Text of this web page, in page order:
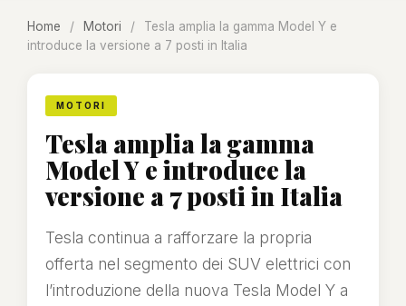
Home / Motori /
Tesla amplia la gamma Model Y e
introduce la versione a 7 posti in Italia
MOTORI
Tesla amplia la gamma
Model Y e introduce la
versione a 7 posti in Italia
Tesla continua a rafforzare la propria
offerta nel segmento dei SUV elettrici con
l’introduzione della nuova Tesla Model Y a